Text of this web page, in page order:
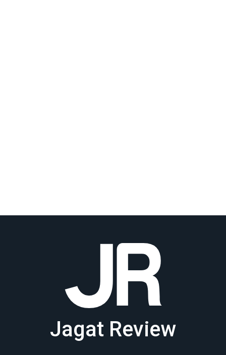
Jagat Review